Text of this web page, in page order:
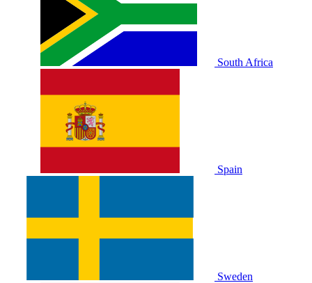
South Africa
Spain
Sweden